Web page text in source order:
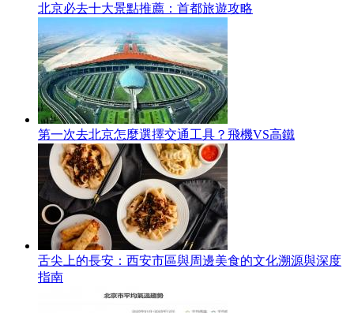
北京必去十大景點推薦：首都旅遊攻略
第一次去北京怎麼選擇交通工具？飛機VS高鐵
舌尖上的長安：西安市區與周邊美食的文化溯源與深度
指南